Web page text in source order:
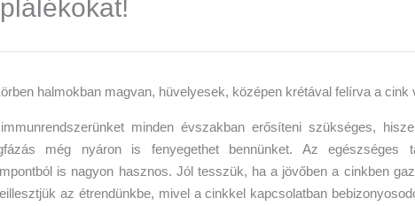
minden évszakban erősíteni szükséges,
még nyáron is fenyegethet bennünket. Az egészséges
is nagyon hasznos. Jól tesszük, ha a jövőben a cinkben
az étrendünkbe, mivel a cinkkel kapcsolatban